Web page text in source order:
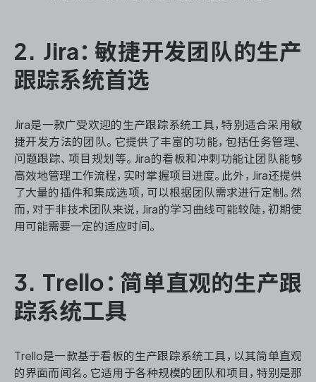
2. Jira：敏捷开发团队的生产
跟踪系统首选
Jira是一款广受欢迎的生产跟踪系统工具，特别适合采用敏
捷开发方法的团队。它提供了丰富的功能，包括任务管理、
问题跟踪、项目规划等。Jira的看板和冲刺功能让团队能够
高效地管理工作流程，实时掌握项目进度。此外，Jira还提供
了大量的插件和集成选项，可以根据团队需求进行定制。然
而，对于非技术团队来说，Jira的学习曲线可能较陡，初期使
用可能需要一定的适应时间。
3. Trello：简单直观的生产跟
踪系统工具
Trello是一款基于看板的生产跟踪系统工具，以其简单直观
的界面而闻名。它适用于各种规模的团队和项目，特别是那